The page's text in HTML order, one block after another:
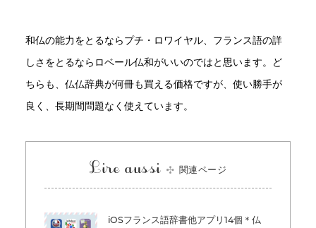
和仏の能力をとるならプチ・ロワイヤル、フランス語の詳
しさをとるならロベール仏和がいいのではと思います。ど
ちらも、仏仏辞典が何冊も買える価格ですが、使い勝手が
良く、長期間問題なく使えています。
Lire aussi 関連ページ
iOSフランス語辞書他アプリ14個＊仏